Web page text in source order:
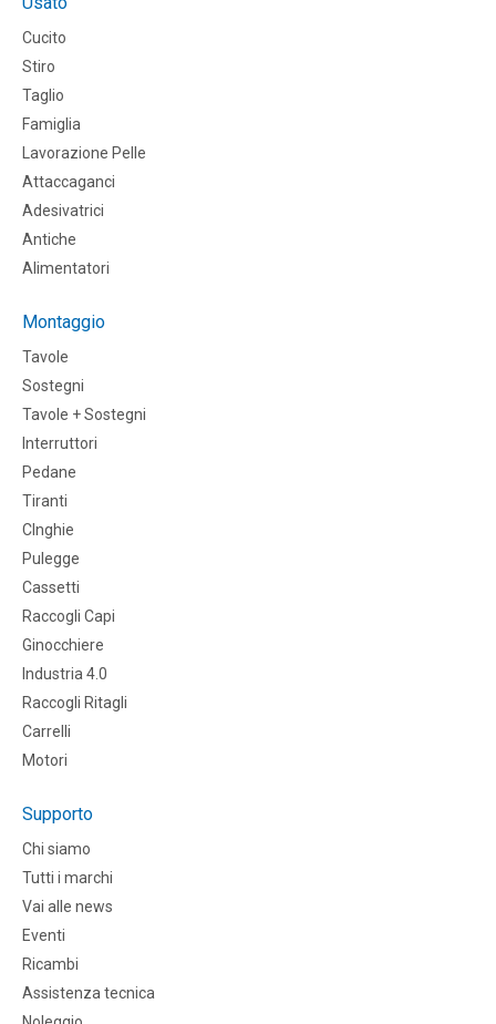
Cucito
Stiro
Taglio
Famiglia
Lavorazione Pelle
Attaccaganci
Adesivatrici
Antiche
Alimentatori
Montaggio
Tavole
Sostegni
Tavole + Sostegni
Interruttori
Pedane
Tiranti
CInghie
Pulegge
Cassetti
Raccogli Capi
Ginocchiere
Industria 4.0
Raccogli Ritagli
Carrelli
Motori
Supporto
Chi siamo
Tutti i marchi
Vai alle news
Eventi
Ricambi
Assistenza tecnica